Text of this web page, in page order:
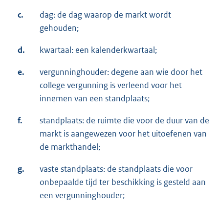
c.
dag: de dag waarop de markt wordt
gehouden;
d. kwartaal: een kalenderkwartaal;
e.
vergunninghouder: degene aan wie door het
college vergunning is verleend voor het
innemen van een standplaats;
f.
standplaats: de ruimte die voor de duur van de
markt is aangewezen voor het uitoefenen van
de markthandel;
g.
vaste standplaats: de standplaats die voor
onbepaalde tijd ter beschikking is gesteld aan
een vergunninghouder;